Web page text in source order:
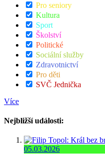
Pro seniory
Kultura
Sport
Školství
Politické
Sociální služby
Zdravotnictví
Pro děti
SVČ Jednička
Více
Nejbližší události:
05.03.2026